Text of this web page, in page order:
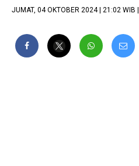
JUMAT, 04 OKTOBER 2024 | 21:02 WIB |